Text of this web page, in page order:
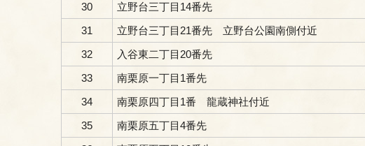
30
立野台三丁目14番先
31
立野台三丁目21番先 立野台公園南側付近
32
入谷東二丁目20番先
33
南栗原一丁目1番先
34
南栗原四丁目1番 龍蔵神社付近
35
南栗原五丁目4番先